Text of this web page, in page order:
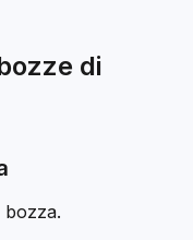
di